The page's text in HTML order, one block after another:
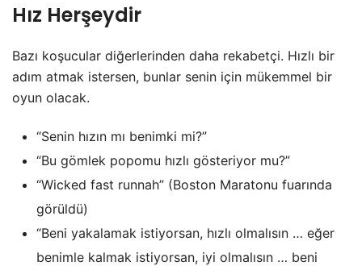
Hız Herşeydir
Bazı koşucular diğerlerinden daha rekabetçi. Hızlı bir
adım atmak istersen, bunlar senin için mükemmel bir
oyun olacak.
“Senin hızın mı benimki mi?”
“Bu gömlek popomu hızlı gösteriyor mu?”
“Wicked fast runnah” (Boston Maratonu fuarında
görüldü)
“Beni yakalamak istiyorsan, hızlı olmalısın … eğer
benimle kalmak istiyorsan, iyi olmalısın … beni